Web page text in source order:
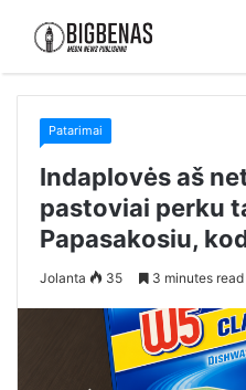
Patarimai
Indaplovės aš
pastoviai perku
Papasakosiu,
Jolanta 35 3 minutes read